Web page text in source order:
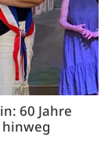
60 Jahre
hinweg